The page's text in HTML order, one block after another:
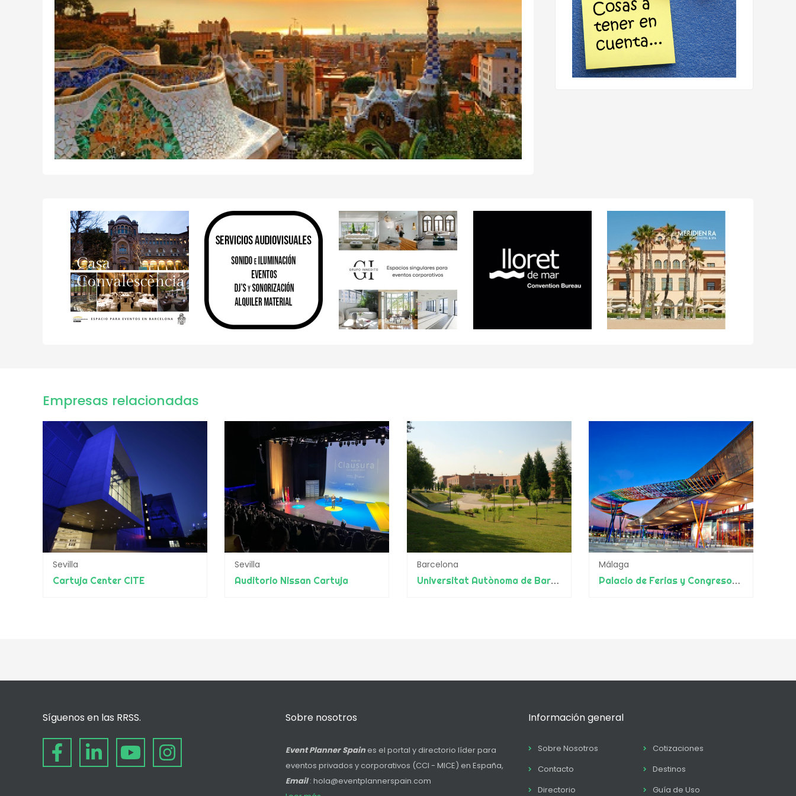
Empresas relacionadas
Sevilla
Cartuja Center CITE
Sevilla
Auditorio Nissan Cartuja
Barcelona
Universitat Autònoma de Barcelona – Espacios y Servicios Universitarios
Málaga
Palacio de Ferias y Congresos de Málaga - Fycma
Síguenos en las RRSS. Sobre nosotros
Event Planner Spaines el portal y directorio líder para
eventos privados y corporativos (CCI - MICE) en España,
Email: hola@eventplannerspain.com
Información general
Sobre Nosotros
Cotizaciones
Contacto
Destinos
Directorio
Guía de Uso